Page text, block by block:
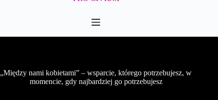
„Między nami kobietami” – wsparcie, którego potrzebujesz, w
momencie, gdy najbardziej go potrzebujesz